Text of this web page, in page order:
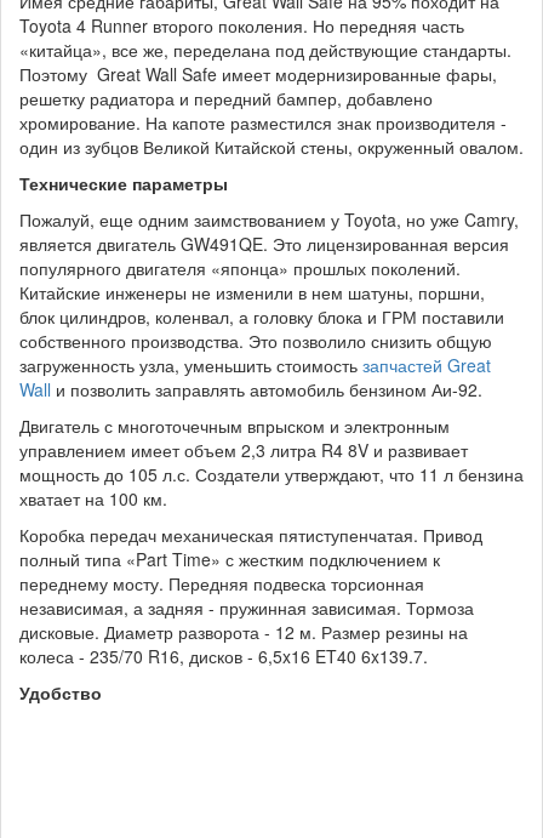
Toyota 4 Runner второго поколения. Но передняя часть
«китайца», все же, переделана под действующие стандарты.
Поэтому Great Wall Safe имеет модернизированные фары,
решетку радиатора и передний бампер, добавлено
хромирование. На капоте разместился знак производителя -
один из зубцов Великой Китайской стены, окруженный овалом.
Технические параметры
Пожалуй, еще одним заимствованием у Toyota, но уже Camry,
является двигатель GW491QE. Это лицензированная версия
популярного двигателя «японца» прошлых поколений.
Китайские инженеры не изменили в нем шатуны, поршни,
блок цилиндров, коленвал, а головку блока и ГРМ поставили
собственного производства. Это позволило снизить общую
загруженность узла, уменьшить стоимость запчастей Great
Wall и позволить заправлять автомобиль бензином Аи-92.
Двигатель с многоточечным впрыском и электронным
управлением имеет объем 2,3 литра R4 8V и развивает
мощность до 105 л.с. Создатели утверждают, что 11 л бензина
хватает на 100 км.
Коробка передач механическая пятиступенчатая. Привод
полный типа «Part Time» с жестким подключением к
переднему мосту. Передняя подвеска торсионная
независимая, а задняя - пружинная зависимая. Тормоза
дисковые. Диаметр разворота - 12 м. Размер резины на
колеса - 235/70 R16, дисков - 6,5x16 ET40 6x139.7.
Удобство